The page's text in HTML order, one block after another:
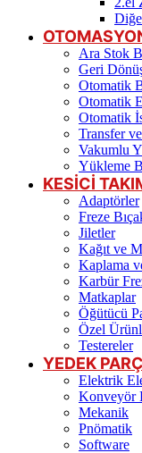
Ara Stok
Geri
Otomatik
Otomatik
Otomatik
Transfer
Vakumlu
Yükleme
KESİCİ
Adaptörler
Freze
Jiletler
Kağıt ve
Kaplama
Karbür
Matkaplar
Öğütücü
Özel
Testereler
YEDEK
Elektrik
Konveyör
Mekanik
Pnömatik
Software